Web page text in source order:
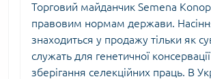
Торговий майданчик Semena
правовим нормам держави.
знаходиться у продажу тільки як
служать для генетичної
зберігання селекційних праць. В